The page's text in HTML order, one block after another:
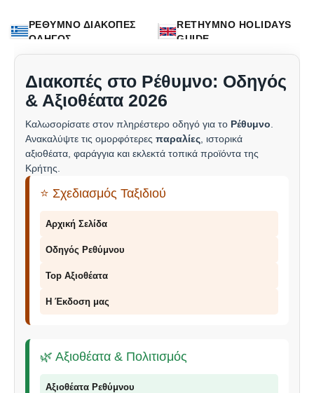
ΡΕΘΥΜΝΟ ΔΙΑΚΟΠΕΣ
ΟΔΗΓΟΣ
RETHYMNO HOLIDAYS
GUIDE
Διακοπές στο Ρέθυμνο: Οδηγός
& Αξιοθέατα 2026
Καλωσορίσατε στον πληρέστερο οδηγό για το Ρέθυμνο
Ανακαλύψτε τις ομορφότερες παραλίες , ιστορικά
αξιοθέατα, φαράγγια και εκλεκτά τοπικά προϊόντα της
Κρήτης.
⭐ Σχεδιασμός Ταξιδιού
Αρχική Σελίδα
Οδηγός Ρεθύμνου
Top Αξιοθέατα
Η Έκδοση μας
🌿 Αξιοθέατα & Πολιτισμός
Αξιοθέατα Ρεθύμνου